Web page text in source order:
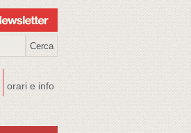
orari e info